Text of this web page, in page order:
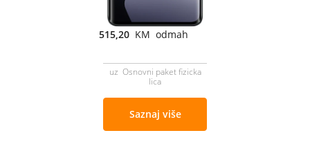
515,20 KM odmah
uz Osnovni paket fizicka
lica
Saznaj više